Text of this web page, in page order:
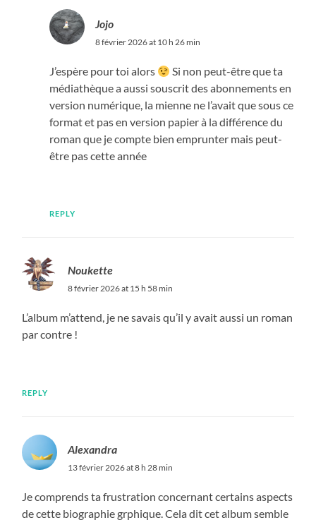
Jojo
8 février 2026 at 10 h 26 min
J’espère pour toi alors
Si non peut-être que ta
médiathèque a aussi souscrit des abonnements en
version numérique, la mienne ne l’avait que sous ce
format et pas en version papier à la différence du
roman que je compte bien emprunter mais peut-
être pas cette année
REPLY
Noukette
8 février 2026 at 15 h 58 min
L’album m’attend, je ne savais qu’il y avait aussi un roman
par contre !
REPLY
Alexandra
13 février 2026 at 8 h 28 min
Je comprends ta frustration concernant certains aspects
de cette biographie grphique. Cela dit cet album semble